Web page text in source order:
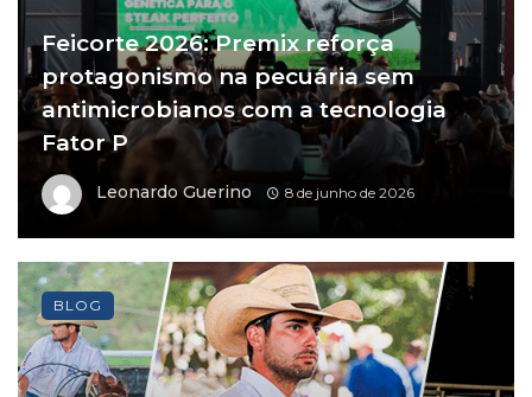
Feicorte 2026: Premix reforça
protagonismo na pecuária sem
antimicrobianos com a tecnologia
Fator P
Leonardo Guerino 8 de junho de 2026
BLOG